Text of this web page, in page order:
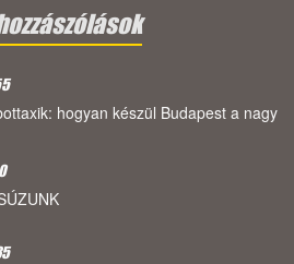
hogyan készül Budapest a nagy